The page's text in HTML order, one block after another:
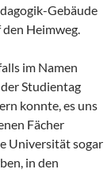
Gebäude
Heimweg.
im Namen
Studientag
konnte, es uns
Fächer
Universität sogar
in den